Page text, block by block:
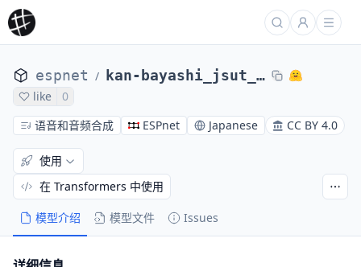
espnet / kan-bayashi_jsut_fastspeech
like
0
语音和音频合成
ESPnet Japanese CC BY 4.0
模型介绍 模型文件 Issues
使用
在 Transformers 中使用